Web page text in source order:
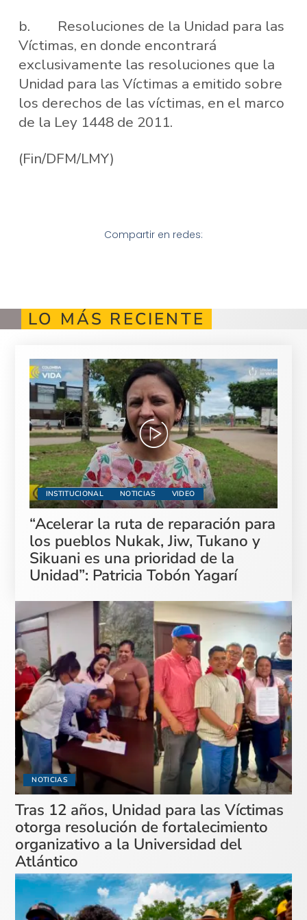
b. Resoluciones de la Unidad para las
Víctimas, en donde encontrará
exclusivamente las resoluciones que la
Unidad para las Víctimas a emitido sobre
los derechos de las víctimas, en el marco
de la Ley 1448 de 2011.
(Fin/DFM/LMY)
Compartir en redes:
LO MÁS RECIENTE
INSTITUCIONAL NOTICIAS VIDEO
“Acelerar la ruta de reparación para
los pueblos Nukak, Jiw, Tukano y
Sikuani es una prioridad de la
Unidad”: Patricia Tobón Yagarí
NOTICIAS
Tras 12 años, Unidad para las Víctimas
otorga resolución de fortalecimiento
organizativo a la Universidad del
Atlántico